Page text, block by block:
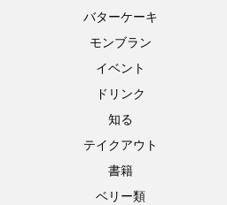
バターケーキ
モンブラン
イベント
ドリンク
知る
テイクアウト
書籍
ベリー類